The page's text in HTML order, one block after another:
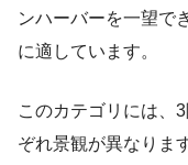
ンハーバーを一望で
に適しています。
このカテゴリには、
ぞれ景観が異なりま